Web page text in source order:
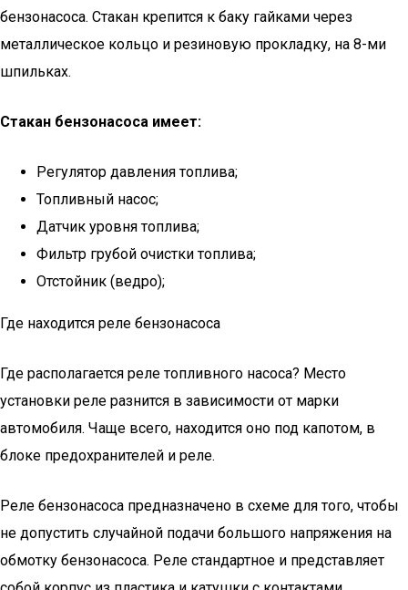
бензонасоса. Стакан крепится к баку гайками через
металлическое кольцо и резиновую прокладку, на 8-ми
шпильках.
Стакан бензонасоса имеет:
Регулятор давления топлива;
Топливный насос;
Датчик уровня топлива;
Фильтр грубой очистки топлива;
Отстойник (ведро);
Где находится реле бензонасоса
Где располагается реле топливного насоса? Место
установки реле разнится в зависимости от марки
автомобиля. Чаще всего, находится оно под капотом, в
блоке предохранителей и реле.
Реле бензонасоса предназначено в схеме для того, чтобы
не допустить случайной подачи большого напряжения на
обмотку бензонасоса. Реле стандартное и представляет